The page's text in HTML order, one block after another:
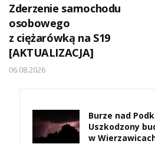
Zderzenie samochodu
osobowego
z ciężarówką na S19
[AKTUALIZACJA]
06.08.2026
Burze nad
Uszkodzony
w